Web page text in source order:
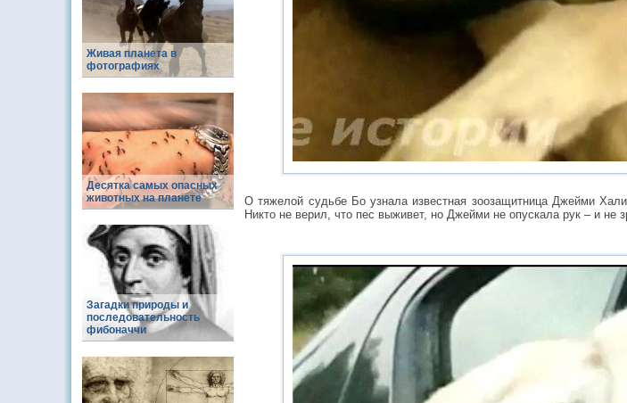
Живая планета в
фотографиях
Десятка самых опасных
животных на планете
Загадки природы и
последовательность
фибоначчи
О тяжелой судьбе Бо узнала известная зоозащитница Джейми
Никто не верил, что пес выживет, но Джейми не опускала рук – и не